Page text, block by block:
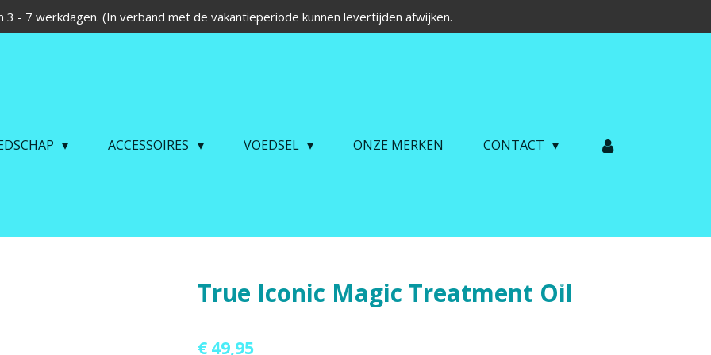
3 - 7 werkdagen. (In verband met de vakantieperiode kunnen levertijden afwijken.
ACCESSOIRES VOEDSEL ONZE MERKEN CONTACT
True Iconic Magic Treatment Oil
€ 49,95